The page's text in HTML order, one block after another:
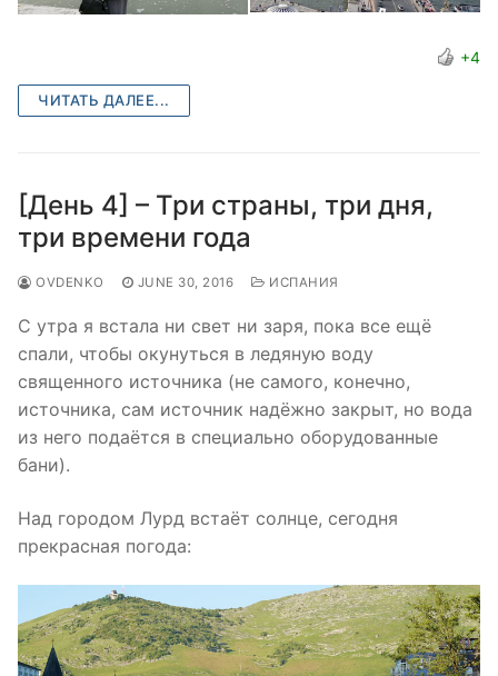
+4
ЧИТАТЬ ДАЛЕЕ...
[День 4] – Три страны, три дня,
три времени года
OVDENKO JUNE 30, 2016 ИСПАНИЯ
С утра я встала ни свет ни заря, пока все ещё
спали, чтобы окунуться в ледяную воду
священного источника (не самого, конечно,
источника, сам источник надёжно закрыт, но вода
из него подаётся в специально оборудованные
бани).
Над городом Лурд встаёт солнце, сегодня
прекрасная погода: